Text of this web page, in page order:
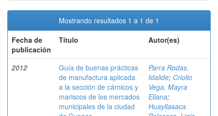
Mostrando resultados 1 a 1 de 1
Fecha de
publicación
Título Autor(es)
2012
Guía de buenas prácticas
de manufactura aplicada
a la sección de cárnicos y
mariscos de los mercados
municipales de la ciudad
Parra Rodas,
Idalide; Criollo
Vega, Mayra
Eliana;
Huayllasaca